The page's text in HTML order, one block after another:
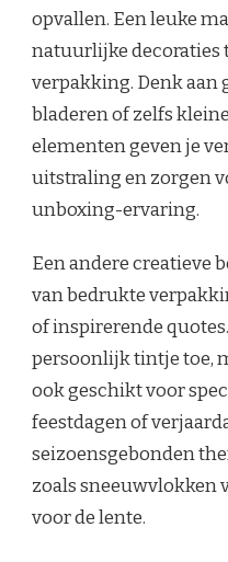
opvallen. Een leuke
natuurlijke decoraties
verpakking. Denk aan
bladeren of zelfs
elementen geven je
uitstraling en zorgen
unboxing-ervaring.
Een andere creatieve
van bedrukte
of inspirerende
persoonlijk tintje toe,
ook geschikt voor
feestdagen of
seizoensgebonden
zoals sneeuwvlokken
voor de lente.